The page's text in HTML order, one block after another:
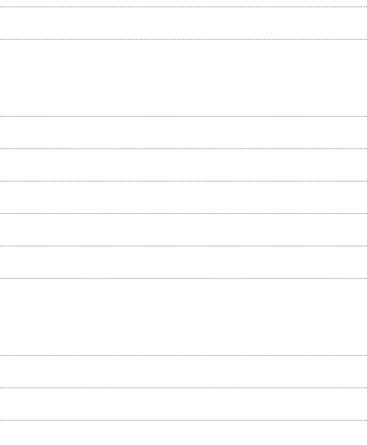
ЗОБРАЖЕННЯ (IREA)
має високу швидкість обробки та хорошу
покращувати деталізацію зображення,